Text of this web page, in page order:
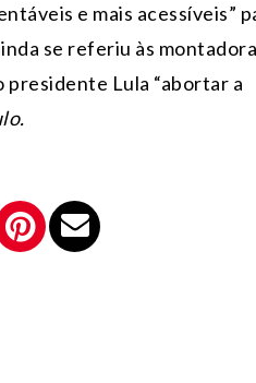
e mais acessíveis”
se referiu às
presidente Lula “abortar a